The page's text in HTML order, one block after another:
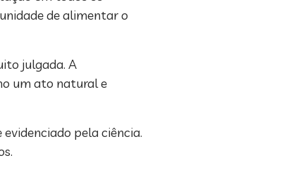
de alimentar o
julgada. A
um ato natural e
pela ciência.